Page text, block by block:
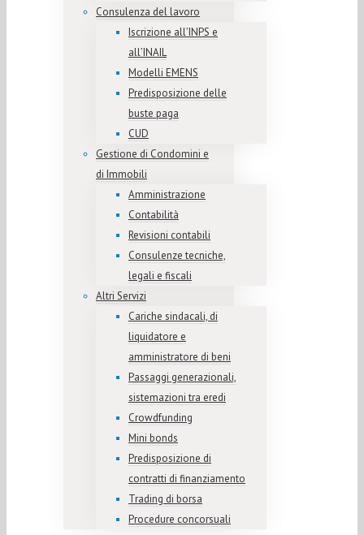
Consulenza del lavoro
Iscrizione all’INPS e
all’INAIL
Modelli EMENS
Predisposizione delle
buste paga
CUD
Gestione di Condomini e
di Immobili
Amministrazione
Contabilità
Revisioni contabili
Consulenze tecniche,
legali e fiscali
Altri Servizi
Cariche sindacali, di
liquidatore e
amministratore di beni
Passaggi generazionali,
sistemazioni tra eredi
Crowdfunding
Mini bonds
Predisposizione di
contratti di finanziamento
Trading di borsa
Procedure concorsuali